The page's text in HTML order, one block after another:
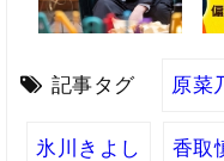
記事タグ 原菜
氷川きよし 香取